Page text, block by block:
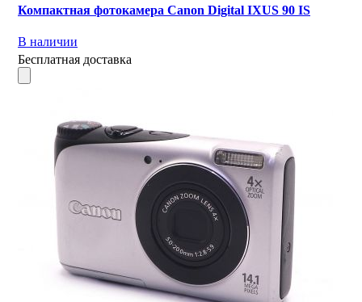
Компактная фотокамера Canon Digital IXUS 90 IS
В наличии
Бесплатная доставка